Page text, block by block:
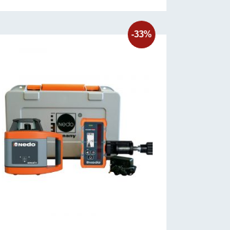
-33%